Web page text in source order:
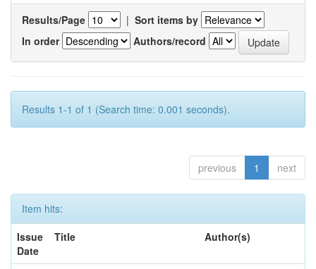
Results/Page | Sort items by
In order
Authors/record
Results 1-1 of 1 (Search time: 0.001 seconds).
previous 1 next
Item hits:
Issue
Date
Title Author(s)